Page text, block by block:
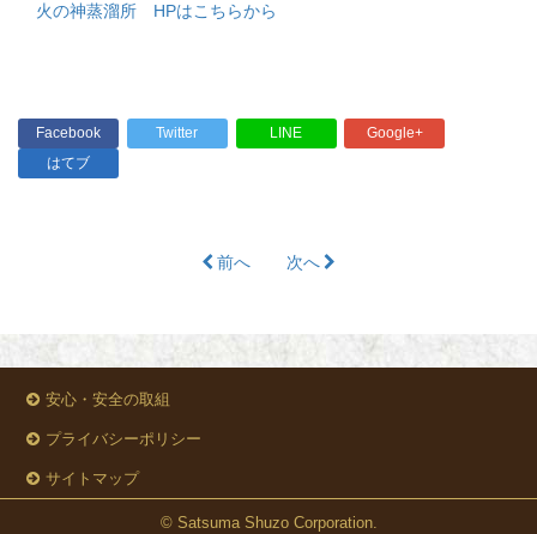
火の神蒸溜所 HPはこちらから
Facebook Twitter LINE
Google+
はてブ
前へ 次へ
安心・安全の取組
プライバシーポリシー
サイトマップ
© Satsuma Shuzo Corporation.